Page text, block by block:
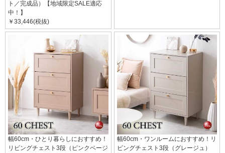
ト／完成品）【地域限定SALE適応
中！】
￥33,446(税抜)
幅60cm・ひとり暮らしにおすすめ！
リビングチェスト3段（ピンクベージ
幅60cm・ワンルームにおすすめ！リ
ビングチェスト3段（グレージュ）